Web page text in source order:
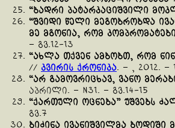
“ბადრი პატარკაციშვილი
“შვიდი წელი მეგობრობდა
მე მგონია, რომ
– გვ.12-13
“ახლა თქვენ ამბობთ, რომ
// კვირის ქრონიკა. – , 2012. –
“არ გამოვრიცხავ, ვანო
აპრილი. – N31. – გვ.14-15
“ქართული ოცნება” უშვებს
გვ.7
ბიძინა ივანიშვილმა ბოდიში